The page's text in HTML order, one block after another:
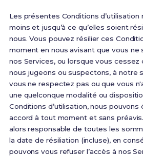
Les présentes Conditions
moins et jusqu’à ce qu’elles soient
nous. Vous pouvez résilier ces
moment en nous avisant que vous ne
nos Services, ou lorsque vous cessez
nous jugeons ou suspectons, à notre
vous ne respectez pas ou que vous
une quelconque modalité ou
Conditions d’utilisation, nous
accord à tout moment et sans
alors responsable de toutes les
la date de résiliation (incluse), en
pouvons vous refuser l’accès à nos